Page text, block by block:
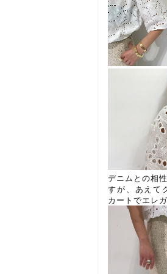
デニムとの相
すが、あえて
カートでエレ